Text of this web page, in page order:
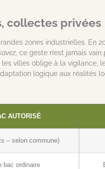
collectes privées
zones industrielles. En
ce geste n’est jamais
villes oblige à la vigilance,
logique aux réalités
AUTORISÉ
– selon commune)
bac ordinaire